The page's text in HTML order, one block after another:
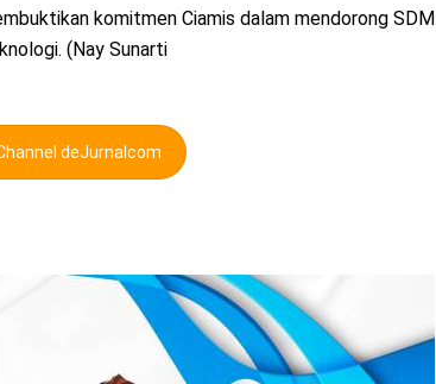
komitmen Ciamis dalam mendorong SDM
(Nay Sunarti
deJurnalcom